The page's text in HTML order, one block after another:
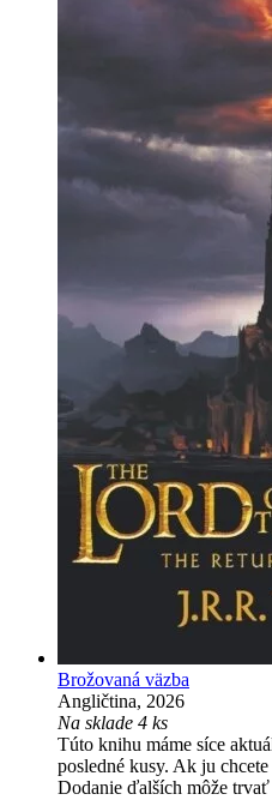
Brožovaná väzba
Angličtina, 2026
Na sklade 4 ks
Túto knihu máme síce
posledné kusy. Ak ju
Dodanie ďalších môže